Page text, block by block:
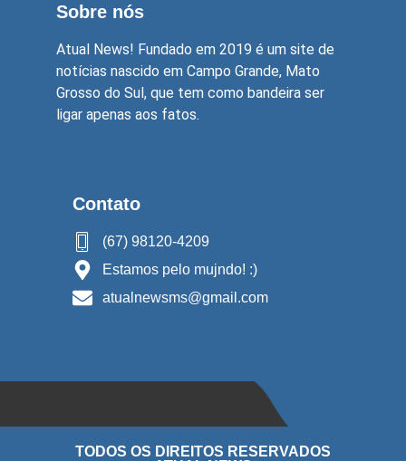
Sobre nós
Atual News! Fundado em 2019 é um site de
notícias nascido em Campo Grande, Mato
Grosso do Sul, que tem como bandeira ser
ligar apenas aos fatos.
Contato
(67) 98120-4209
Estamos pelo mujndo! :)
atualnewsms@gmail.com
TODOS OS DIREITOS RESERVADOS